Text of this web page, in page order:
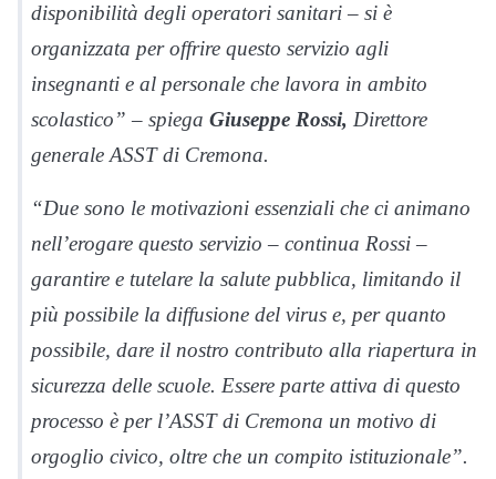
disponibilità degli operatori sanitari – si è
organizzata per offrire questo servizio agli
insegnanti e al personale che lavora in ambito
scolastico” – spiega Giuseppe Rossi, Direttore
generale ASST di Cremona.
“Due sono le motivazioni essenziali che ci animano
nell’erogare questo servizio – continua Rossi –
garantire e tutelare la salute pubblica, limitando il
più possibile la diffusione del virus e, per quanto
possibile, dare il nostro contributo alla riapertura in
sicurezza delle scuole. Essere parte attiva di questo
processo è per l’ASST di Cremona un motivo di
orgoglio civico, oltre che un compito istituzionale”.